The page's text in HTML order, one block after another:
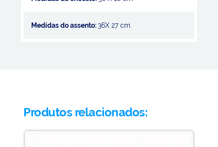
Medidas do assento:36X 27 cm
Produtos relacionados: